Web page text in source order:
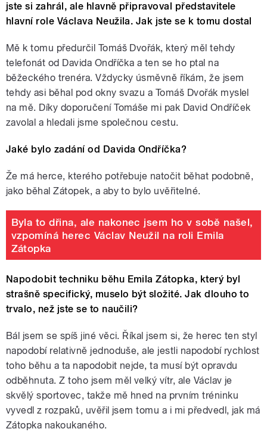
jste si zahrál, ale hlavně připravoval představitele
hlavní role Václava Neužila. Jak jste se k tomu dostal
Mě k tomu předurčil Tomáš Dvořák, který měl tehdy
telefonát od Davida Ondříčka a ten se ho ptal na
běžeckého trenéra. Vždycky úsměvně říkám, že jsem
tehdy asi běhal pod okny svazu a Tomáš Dvořák myslel
na mě. Díky doporučení Tomáše mi pak David Ondříček
zavolal a hledali jsme společnou cestu.
Jaké bylo zadání od Davida Ondříčka?
Že má herce, kterého potřebuje natočit běhat podobně,
jako běhal Zátopek, a aby to bylo uvěřitelné.
Byla to dřina, ale nakonec jsem ho v sobě našel,
vzpomíná herec Václav Neužil na roli Emila
Zátopka
Napodobit techniku běhu Emila Zátopka, který byl
strašně specifický, muselo být složité. Jak dlouho to
trvalo, než jste se to naučili?
Bál jsem se spíš jiné věci. Říkal jsem si, že herec ten styl
napodobí relativně jednoduše, ale jestli napodobí rychlost
toho běhu a ta napodobit nejde, ta musí být opravdu
odběhnuta. Z toho jsem měl velký vítr, ale Václav je
skvělý sportovec, takže mě hned na prvním tréninku
vyvedl z rozpaků, uvěřil jsem tomu a i mi předvedl, jak má
Zátopka nakoukaného.